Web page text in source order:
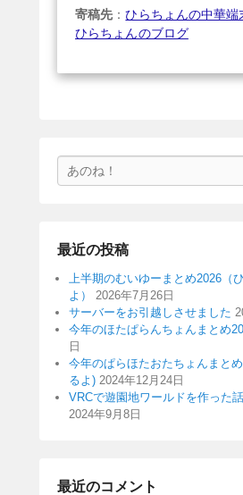
寄稿先 ：ひらちょんの中華端
ひらちょんのブログ
索
最近の投稿
上半期のむいゆーまとめ2026（
よ）
2026年7月26日
サーバーをお引越しさせました
今年のほたぱらんちょんまとめ
日
今年のぱらほたおたちょんまと
るよ) 2024年12月24日
VRCで遊園地ワールドを作った
2024年9月8日
最近のコメント